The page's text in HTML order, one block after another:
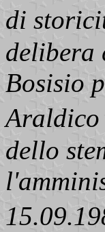
di
delibera
Bosisio
dello